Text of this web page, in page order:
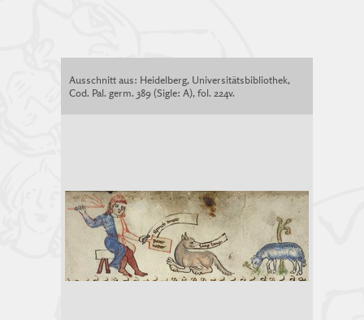
Ausschnitt aus: Heidelberg, Universitätsbibliothek,
Cod. Pal. germ. 389 (Sigle: A), fol. 224v.